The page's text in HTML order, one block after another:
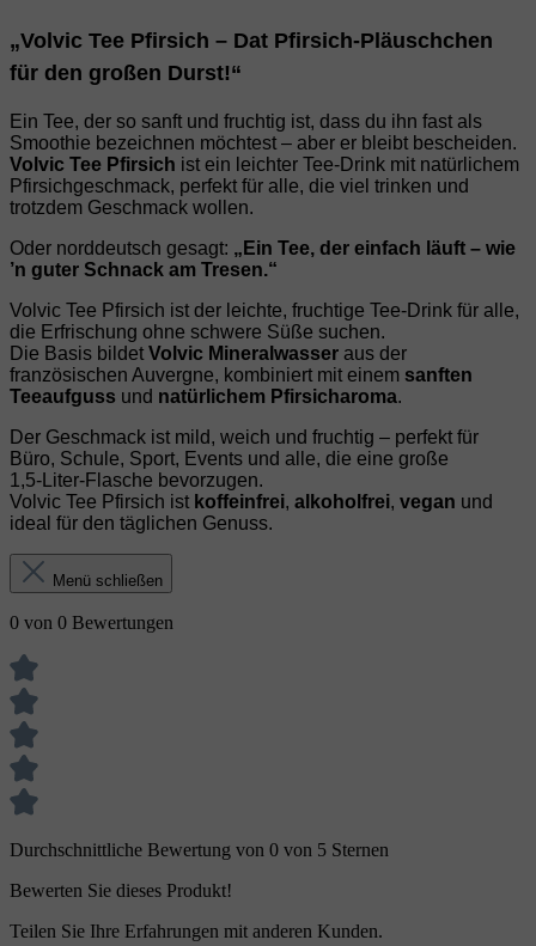
„Volvic Tee Pfirsich – Dat Pfirsich‑Pläuschchen
für den großen Durst!“
Ein Tee, der so sanft und fruchtig ist, dass du ihn fast als
Smoothie bezeichnen möchtest – aber er bleibt bescheiden.
Volvic Tee Pfirsich ist ein leichter Tee‑Drink mit natürlichem
Pfirsichgeschmack, perfekt für alle, die viel trinken und
trotzdem Geschmack wollen.
Oder norddeutsch gesagt: „Ein Tee, der einfach läuft – wie
’n guter Schnack am Tresen.“
Volvic Tee Pfirsich ist der leichte, fruchtige Tee‑Drink für alle,
die Erfrischung ohne schwere Süße suchen.
Die Basis bildet Volvic Mineralwasser aus der
französischen Auvergne, kombiniert mit einem sanften
Teeaufguss und natürlichem Pfirsicharoma.
Der Geschmack ist mild, weich und fruchtig – perfekt für
Büro, Schule, Sport, Events und alle, die eine große
1,5‑Liter‑Flasche bevorzugen.
Volvic Tee Pfirsich ist koffeinfrei, alkoholfrei, vegan und
ideal für den täglichen Genuss.
Menü schließen
0 von 0 Bewertungen
Durchschnittliche Bewertung von 0 von 5 Sternen
Bewerten Sie dieses Produkt!
Teilen Sie Ihre Erfahrungen mit anderen Kunden.